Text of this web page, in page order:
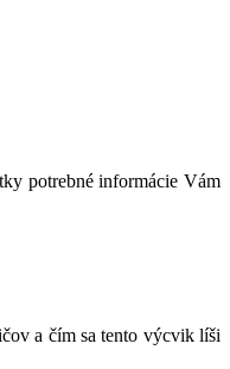
potrebné informácie Vám
a čím sa tento výcvik líši